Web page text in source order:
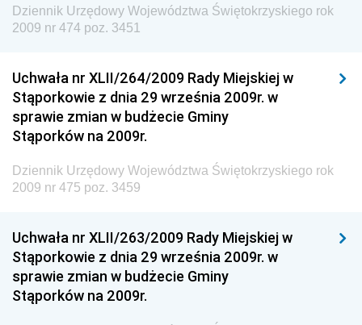
Społecznej
Dziennik Urzędowy Ministra Cyfryzacji
Dziennik Urzędowy Ministra Infrastruktury i
Budownictwa
Dziennik Urzędowy Ministra Gospodarki Morskiej i
Dziennik Urzędowy Ministra Energii
Dziennik Urzędowy Ministra Sprawiedliwości
Dziennik Urzędowy Ministra Rozwoju i Finansów
Dziennik Urzędowy Wyższego Urzędu Górniczego
Dziennik Urzędowy Prezesa Urzędu Transportu
Dziennik Urzędowy Województwa Świętokrzyskiego rok
2009 nr 474 poz. 3451
Uchwała nr XLII/264/2009 Rady Miejskiej w
Stąporkowie z dnia 29 września 2009r. w
sprawie zmian w budżecie Gminy
Stąporków na 2009r.
Dziennik Urzędowy Województwa Świętokrzyskiego rok
2009 nr 475 poz. 3459
Uchwała nr XLII/263/2009 Rady Miejskiej w
Stąporkowie z dnia 29 września 2009r. w
sprawie zmian w budżecie Gminy
Stąporków na 2009r.